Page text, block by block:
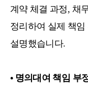
계약 체결 과정, 채
정리하여 실제 책
설명했습니다.
• 명의대여 책임 부